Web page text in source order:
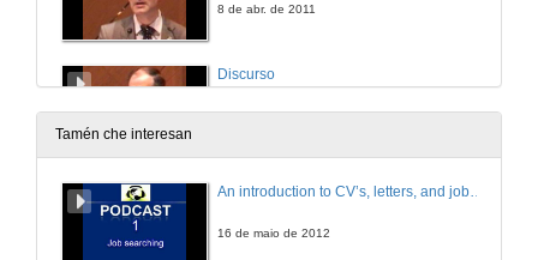
8 de abr. de 2011
Discurso
8 de abr. de 2011
Tamén che interesan
An introduction to CV’s, letters, and job searching
16 de maio de 2012